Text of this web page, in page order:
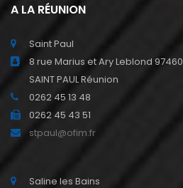
A LA RÉUNION
Saint Paul
8 rue Marius et Ary Leblond 97460
SAINT PAUL Réunion
0262 45 13 48
0262 45 43 51
stpaul@ofim.fr
Saline les Bains